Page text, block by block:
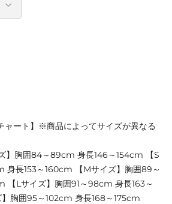
ャート】※商品によってサイズが異なる
】胸囲84～89cm 身長146～154cm 【S
身長153～160cm 【Mサイズ】胸囲89～
【Lサイズ】胸囲91～98cm 身長163～
胸囲95～102cm 身長168～175cm